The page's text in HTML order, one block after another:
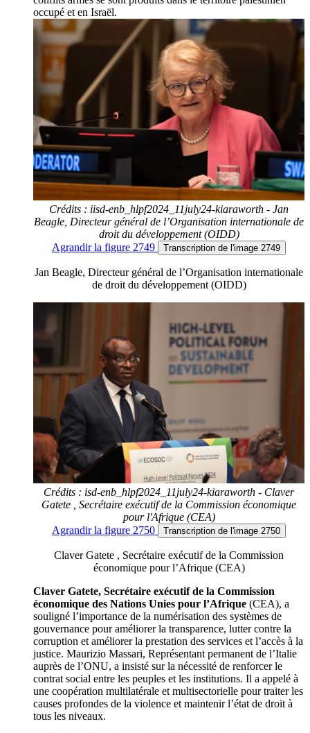
occupé et en Israël.
Crédits : iisd-enb_hlpf2024_11july24-kiaraworth - Jan
Beagle, Directeur général de l’Organisation internationale de
droit du développement (OIDD)
Agrandirla figure 2749 Transcription de l'image 2749
Jan Beagle, Directeur général de l’Organisation internationale
de droit du développement (OIDD)
Crédits : isd-enb_hlpf2024_11july24-kiaraworth - Claver
Gatete , Secrétaire exécutif de la Commission économique
pour l'Afrique (CEA)
Agrandirla figure 2750 Transcription de l'image 2750
Claver Gatete , Secrétaire exécutif de la Commission
économique pour l’Afrique (CEA)
Claver Gatete, Secrétaire exécutif de la Commission
économique des Nations Unies pour l’Afrique (CEA), a
souligné l’importance de la numérisation des systèmes de
gouvernance pour améliorer la transparence, lutter contre la
corruption et améliorer la prestation des services et l’accès à la
justice. Maurizio Massari, Représentant permanent de l’Italie
auprès de l’ONU, a insisté sur la nécessité de renforcer le
contrat social entre les peuples et les institutions. Il a appelé à
une coopération multilatérale et multisectorielle pour traiter les
causes profondes de la violence et maintenir l’état de droit à
tous les niveaux.